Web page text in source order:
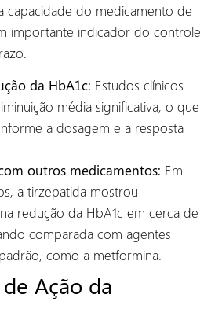
capacidade do medicamento de
importante indicador do controle
da HbA1c: Estudos clínicos
média significativa, o que
a dosagem e a resposta
outros medicamentos: Em
a tirzepatida mostrou
redução da HbA1c em cerca de
comparada com agentes
como a metformina.
Ação da